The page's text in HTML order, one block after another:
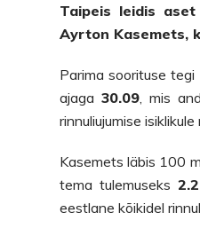
Taipeis leidis
Ayrton Kasemets,
Parima soorituse tegi
ajaga30.09 , mis
rinnuliujumise isiklikule
Kasemets läbis 100
tema tulemuseks
eestlane kõikidel